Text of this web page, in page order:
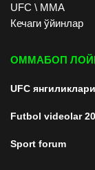
UFC \ ММА
Кечаги ўйинлар
ОММАБОП
UFC
Futbol videolar
Sport forum